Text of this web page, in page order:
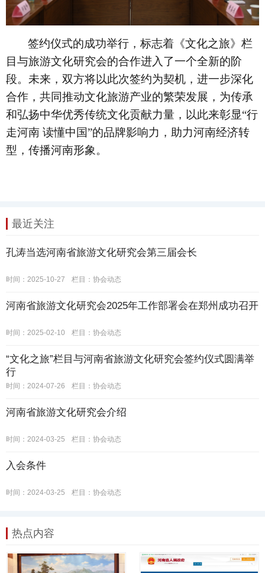
签约仪式的成功举行，标志着《文化之旅》栏
目与旅游文化研究会的合作进入了一个全新的阶
段。未来，双方将以此次签约为契机，进一步深化
合作，共同推动文化旅游产业的繁荣发展，为传承
和弘扬中华优秀传统文化贡献力量，以此来彰显“行
走河南 读懂中国”的品牌影响力，助力河南经济转
型，传播河南形象。
最近关注
孔涛当选河南省旅游文化研究会第三届会长
时间：2025-10-27 栏目： 协会动态
河南省旅游文化研究会2025年工作部署会在郑州成功召开
时间：2025-02-10 栏目： 协会动态
“文化之旅”栏目与河南省旅游文化研究会签约仪式圆满举
行
时间：2024-07-26 栏目： 协会动态
河南省旅游文化研究会介绍
时间：2024-03-25 栏目： 协会动态
入会条件
时间：2024-03-25 栏目： 协会动态
热点内容